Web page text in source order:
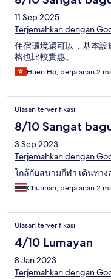
11 Sep 2025
Terjemahkan dengan
住宿環境還可以，基本
格也比較實惠。
Huen Ho, perjalanan 2
Ulasan terverifikasi
8/10 Sangat
3 Sep 2023
Terjemahkan dengan
ใกล้กับสนามกีฬา เดินทาง
Chutinan, perjalanan 2
Ulasan terverifikasi
4/10 Lumayan
8 Jan 2023
Terjemahkan dengan